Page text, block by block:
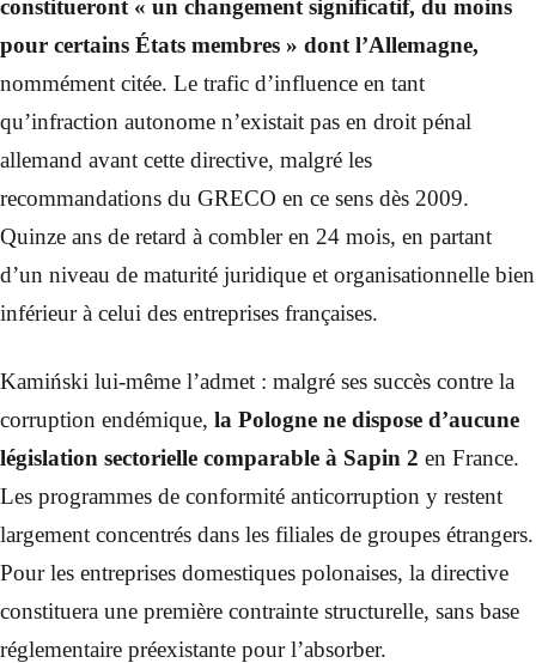
constitueront « un changement significatif, du moins
pour certains États membres » dont l’Allemagne,
nommément citée. Le trafic d’influence en tant
qu’infraction autonome n’existait pas en droit pénal
allemand avant cette directive, malgré les
recommandations du GRECO en ce sens dès 2009.
Quinze ans de retard à combler en 24 mois, en partant
d’un niveau de maturité juridique et organisationnelle bien
inférieur à celui des entreprises françaises.
Kamiński lui-même l’admet : malgré ses succès contre la
corruption endémique, la Pologne ne dispose d’aucune
législation sectorielle comparable à Sapin 2 en France.
Les programmes de conformité anticorruption y restent
largement concentrés dans les filiales de groupes étrangers.
Pour les entreprises domestiques polonaises, la directive
constituera une première contrainte structurelle, sans base
réglementaire préexistante pour l’absorber.